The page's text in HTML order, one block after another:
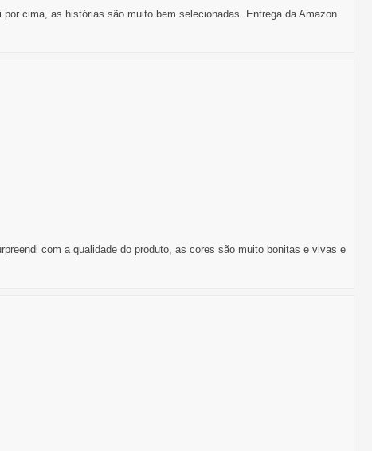
cima, as histórias são muito bem selecionadas. Entrega da Amazon
com a qualidade do produto, as cores são muito bonitas e vivas e